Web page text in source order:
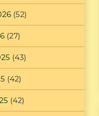
(52)
(27)
(43)
(42)
(42)